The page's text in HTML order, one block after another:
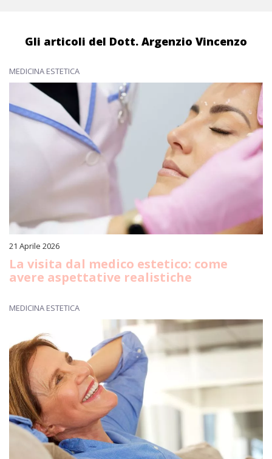
Gli articoli del Dott. Argenzio Vincenzo
MEDICINA ESTETICA
21 Aprile 2026
La visita dal medico estetico: come
avere aspettative realistiche
MEDICINA ESTETICA